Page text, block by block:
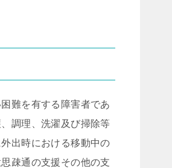
難を有する障害者であ
調理、洗濯及び掃除等
出時における移動中の
疎通の支援その他の支